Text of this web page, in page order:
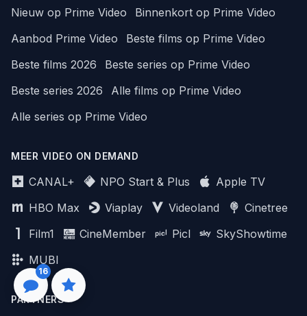
16
Nieuw op Prime Video
Binnenkort op Prime Video
Aanbod Prime Video
Beste films op Prime Video
Beste films 2026
Beste series op Prime Video
Beste series 2026
Alle films op Prime Video
Alle series op Prime Video
MEER VIDEO ON DEMAND
CANAL+ NPO Start & Plus
Apple TV
HBO Max
Viaplay Videoland
Cinetree
Film1
CineMember Picl
SkyShowtime
MUBI
PARTNERS